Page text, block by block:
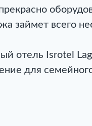
займет всего
отель Isrotel
для